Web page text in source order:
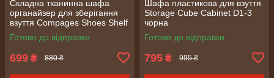
Складна тканинна шафа
органайзер для зберігання
взуття Compages Shoes Shelf
T-1099 на 9 секцій
Готово до відправки
699 ₴ 880 ₴
Шафа пластикова для взуття
Storage Cube Cabinet D1-3
чорна
Готово до відправки
795 ₴ 995 ₴